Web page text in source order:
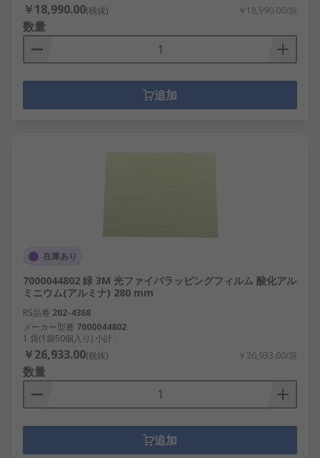
￥18,990.00(税抜) ￥18,990.00/袋
数量
追加
在庫あり
7000044802 緑 3M 光ファイバラッピングフィルム 酸化アル
ミニウム(アルミナ) 280 mm
RS品番 202-4368
メーカー型番 7000044802
1 袋(1袋50個入り) 小計：
￥26,933.00(税抜) ￥26,933.00/袋
数量
追加